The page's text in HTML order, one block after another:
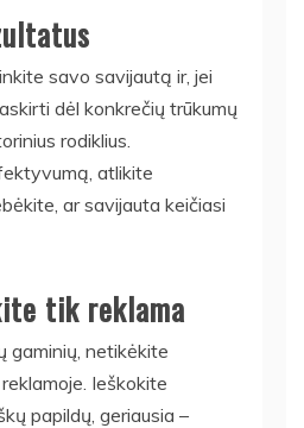
savo savijautą ir, jei
dėl konkrečių trūkumų
rodiklius.
atlikite
ar savijauta keičiasi
tik reklama
gaminių, netikėkite
Ieškokite
papildų, geriausia –